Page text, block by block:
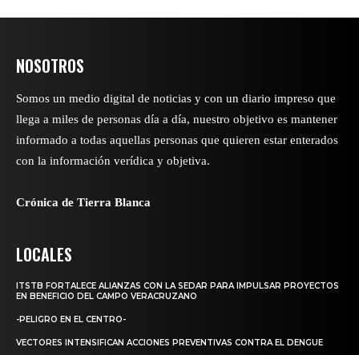
NOSOTROS
Somos un medio digital de noticias y con un diario impreso que
llega a miles de personas día a día, nuestro objetivo es mantener
informado a todas aquellas personas que quieren estar enterados
con la información verídica y objetiva.
Crónica de Tierra Blanca
LOCALES
ITSTB FORTALECE ALIANZAS CON LA SEDAR PARA IMPULSAR PROYECTOS
EN BENEFICIO DEL CAMPO VERACRUZANO
-PELIGRO EN EL CENTRO-
VECTORES INTENSIFICAN ACCIONES PREVENTIVAS CONTRA EL DENGUE